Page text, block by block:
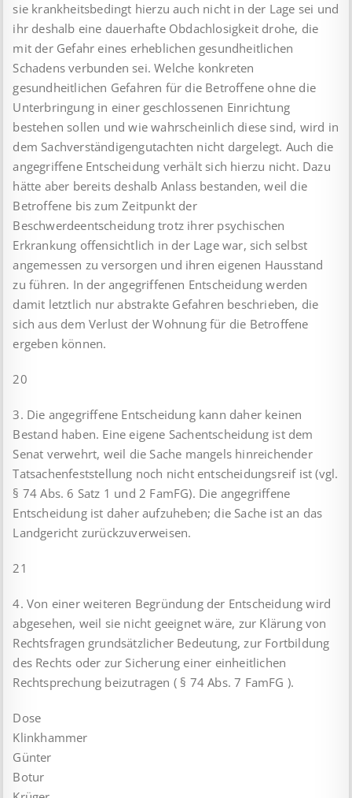
sie krankheitsbedingt hierzu auch nicht in der Lage sei und
ihr deshalb eine dauerhafte Obdachlosigkeit drohe, die
mit der Gefahr eines erheblichen gesundheitlichen
Schadens verbunden sei. Welche konkreten
gesundheitlichen Gefahren für die Betroffene ohne die
Unterbringung in einer geschlossenen Einrichtung
bestehen sollen und wie wahrscheinlich diese sind, wird in
dem Sachverständigengutachten nicht dargelegt. Auch die
angegriffene Entscheidung verhält sich hierzu nicht. Dazu
hätte aber bereits deshalb Anlass bestanden, weil die
Betroffene bis zum Zeitpunkt der
Beschwerdeentscheidung trotz ihrer psychischen
Erkrankung offensichtlich in der Lage war, sich selbst
angemessen zu versorgen und ihren eigenen Hausstand
zu führen. In der angegriffenen Entscheidung werden
damit letztlich nur abstrakte Gefahren beschrieben, die
sich aus dem Verlust der Wohnung für die Betroffene
ergeben können.
20
3. Die angegriffene Entscheidung kann daher keinen
Bestand haben. Eine eigene Sachentscheidung ist dem
Senat verwehrt, weil die Sache mangels hinreichender
Tatsachenfeststellung noch nicht entscheidungsreif ist (vgl.
§ 74 Abs. 6 Satz 1 und 2 FamFG). Die angegriffene
Entscheidung ist daher aufzuheben; die Sache ist an das
Landgericht zurückzuverweisen.
21
4. Von einer weiteren Begründung der Entscheidung wird
abgesehen, weil sie nicht geeignet wäre, zur Klärung von
Rechtsfragen grundsätzlicher Bedeutung, zur Fortbildung
des Rechts oder zur Sicherung einer einheitlichen
Rechtsprechung beizutragen ( § 74 Abs. 7 FamFG ).
Dose
Klinkhammer
Günter
Botur